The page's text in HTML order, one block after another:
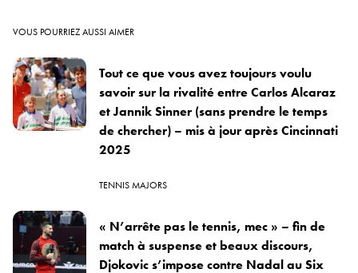
VOUS POURRIEZ AUSSI AIMER
Tout ce que vous avez toujours voulu
savoir sur la rivalité entre Carlos Alcaraz
et Jannik Sinner (sans prendre le temps
de chercher) – mis à jour après Cincinnati
2025
TENNIS MAJORS
« N’arrête pas le tennis, mec » – fin de
match à suspense et beaux discours,
Djokovic s’impose contre Nadal au Six